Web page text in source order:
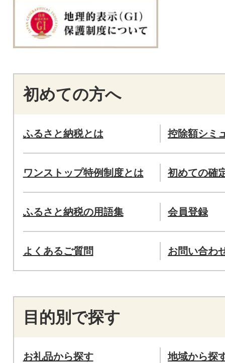
初めての方へ
ふるさと納税とは 控除額シミ
ワンストップ特例制度とは 初めての確
ふるさと納税の用語集 会員登録
よくあるご質問 お問い合わ
目的別で探す
お礼品から探す 地域から探